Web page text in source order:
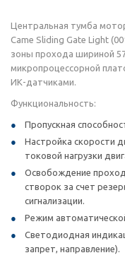
Центральная тумба
Came Sliding Gate Light
зоны прохода шириной
микропроцессорной
ИК-датчиками.
Функциональность:
Пропускная
Настройка скорости
токовой нагрузки
Освобождение
створок за счет
сигнализации.
Режим
Светодиодная
запрет, направление).